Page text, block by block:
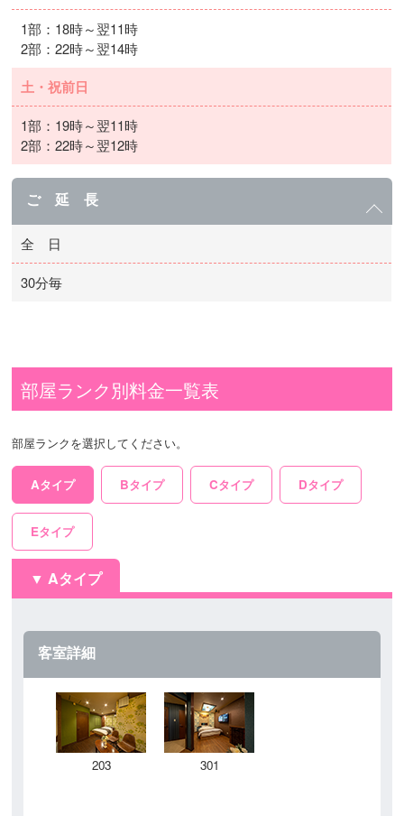
1部：18時～翌11時
2部：22時～翌14時
土・祝前日
1部：19時～翌11時
2部：22時～翌12時
ご 延 長
全 日
30分毎
部屋ランク別料金一覧表
部屋ランクを選択してください。
Aタイプ Bタイプ Cタイプ Dタイプ
Eタイプ
Aタイプ
客室詳細
203 301